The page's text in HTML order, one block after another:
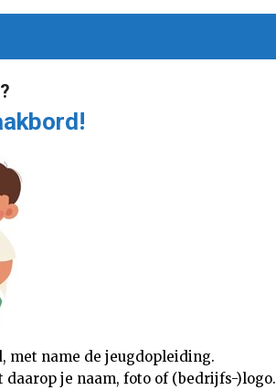
met name de jeugdopleiding.
daarop je naam, foto of (bedrijfs-)logo.